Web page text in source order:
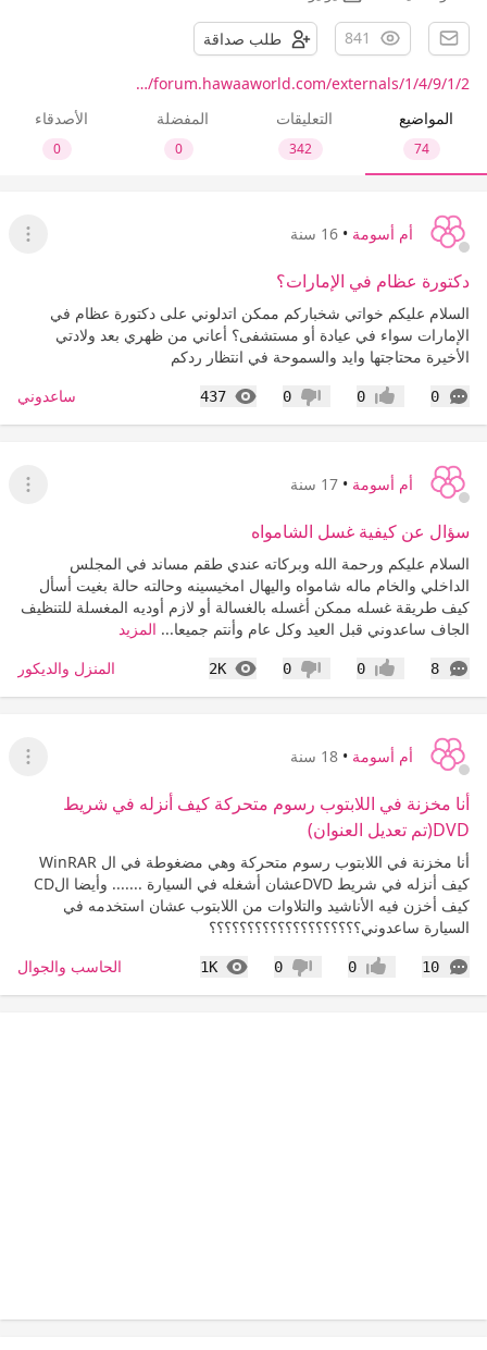
841 طلب صداقة
forum.hawaaworld.com/externals/1/4/9/1/2/…
المواضيع
74
التعليقات
342
المفضلة
0
الأصدقاء
0
أم أسومة • 16 سنة
عرض
دكتورة عظام في الإمارات؟
السلام عليكم خواتي شخباركم ممكن اتدلوني على دكتورة عظام في
الإمارات سواء في عيادة أو مستشفى؟ أعاني من ظهري بعد ولادتي
الأخيرة محتاجتها وايد والسموحة في انتظار ردكم
0
التعليقات إعجاب0 عدم إعجاب
0
437
المشاهدات ساعدوني
أم أسومة • 17 سنة
عرض
سؤال عن كيفية غسل الشامواه
السلام عليكم ورحمة الله وبركاته عندي طقم مساند في المجلس
الداخلي والخام ماله شامواه واليهال امخيسينه وحالته حالة بغيت أسأل
كيف طريقة غسله ممكن أغسله بالغسالة أو لازم أوديه المغسلة للتنظيف
الجاف ساعدوني قبل العيد وكل عام وأنتم جميعا... المزيد
8
التعليقات إعجاب0 عدم إعجاب
0
2K
المشاهدات المنزل والديكور
أم أسومة • 18 سنة
عرض
أنا مخزنة في اللابتوب رسوم متحركة كيف أنزله في شريط
DVD(تم تعديل العنوان)
أنا مخزنة في اللابتوب رسوم متحركة وهي مضغوطة في ال WinRAR
كيف أنزله في شريط DVDعشان أشغله في السيارة ....... وأيضا الCD
كيف أخزن فيه الأناشيد والتلاوات من اللابتوب عشان استخدمه في
السيارة ساعدوني؟؟؟؟؟؟؟؟؟؟؟؟؟؟؟؟؟؟؟؟
10
التعليقات إعجاب0 عدم إعجاب
0
1K
المشاهدات الحاسب والجوال